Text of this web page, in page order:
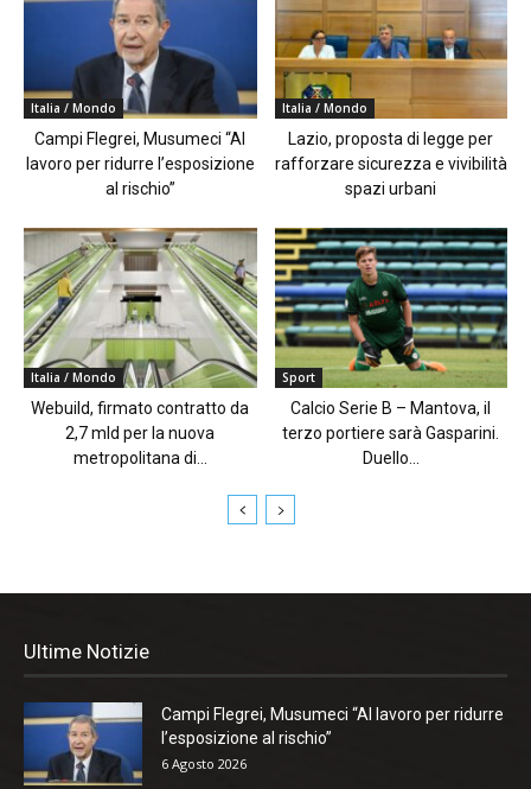
Italia / Mondo
Campi Flegrei, Musumeci “Al
lavoro per ridurre l’esposizione
al rischio”
Italia / Mondo
Lazio, proposta di legge per
rafforzare sicurezza e vivibilità
spazi urbani
Italia / Mondo
Webuild, firmato contratto da
2,7 mld per la nuova
metropolitana di...
Sport
Calcio Serie B – Mantova, il
terzo portiere sarà Gasparini.
Duello...
Ultime Notizie
Campi Flegrei, Musumeci “Al lavoro per ridurre
l’esposizione al rischio”
6 Agosto 2026